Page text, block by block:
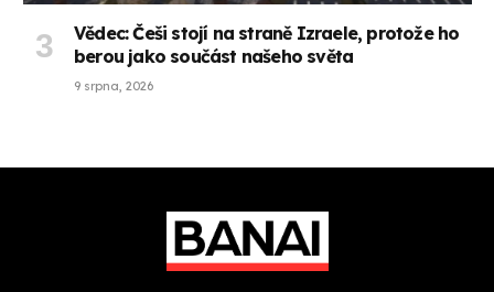
Vědec: Češi stojí na straně Izraele, protože ho
berou jako součást našeho světa
9 srpna, 2026